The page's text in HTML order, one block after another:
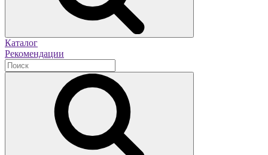
Каталог
Рекомендации